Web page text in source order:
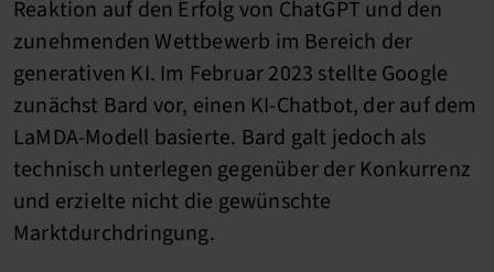
Reaktion auf den Erfolg von ChatGPT und den
zunehmenden Wettbewerb im Bereich der
generativen KI. Im Februar 2023 stellte Google
zunächst Bard vor, einen KI-Chatbot, der auf dem
LaMDA-Modell basierte. Bard galt jedoch als
technisch unterlegen gegenüber der Konkurrenz
und erzielte nicht die gewünschte
Marktdurchdringung.